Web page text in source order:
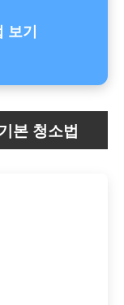
보기
본 청소법